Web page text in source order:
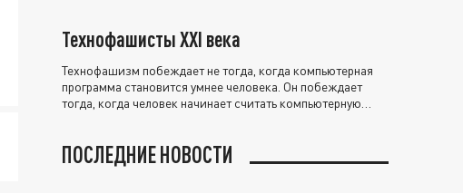
Технофашисты XXI века
Технофашизм побеждает не тогда, когда компьютерная
программа становится умнее человека. Он побеждает
тогда, когда человек начинает считать компьютерную
ПОСЛЕДНИЕ НОВОСТИ